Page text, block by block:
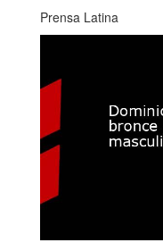
Prensa Latina